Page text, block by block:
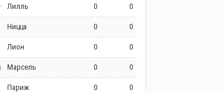
Лилль 0 0
Ницца 0 0
Лион 0 0
Марсель 0 0
Париж 0 0